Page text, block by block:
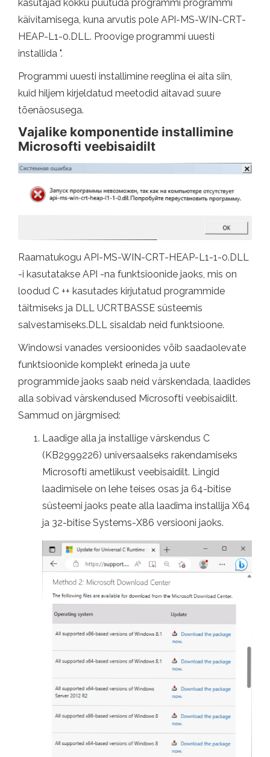
kasutajad kokku puutuda programmi programmi
käivitamisega, kuna arvutis pole API-MS-WIN-CRT-
HEAP-L1-0.DLL. Proovige programmi uuesti
installida ".
Programmi uuesti installimine reeglina ei aita siin,
kuid hiljem kirjeldatud meetodid aitavad suure
tõenäosusega.
Vajalike komponentide installimine
Microsofti veebisaidilt
Raamatukogu API-MS-WIN-CRT-HEAP-L1-1-0.DLL
-i kasutatakse API -na funktsioonide jaoks, mis on
loodud C ++ kasutades kirjutatud programmide
täitmiseks ja DLL UCRTBASSE süsteemis
salvestamiseks.DLL sisaldab neid funktsioone.
Windowsi vanades versioonides võib saadaolevate
funktsioonide komplekt erineda ja uute
programmide jaoks saab neid värskendada, laadides
alla sobivad värskendused Microsofti veebisaidilt.
Sammud on järgmised:
Laadige alla ja installige värskendus C
(KB2999226) universaalseks rakendamiseks
Microsofti ametlikust veebisaidilt. Lingid
laadimisele on lehe teises osas ja 64-bitise
süsteemi jaoks peate alla laadima installija X64
ja 32-bitise Systems-X86 versiooni jaoks.